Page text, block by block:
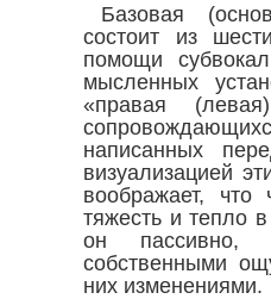
Базовая
состоит из
помощи
мысленных
«правая
написанных
визуализацией
воображает, что
тяжесть и тепло
он пассивно,
собственными
них изменениями.